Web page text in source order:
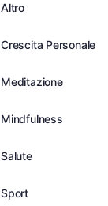
Altro
Crescita Personale
Meditazione
Mindfulness
Salute
Sport